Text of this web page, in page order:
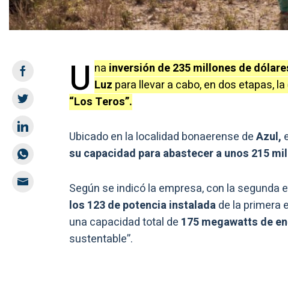
U na inversión de 235 millones de
Luz para llevar a cabo, en dos etapas,
“Los Teros”.
Ubicado en la localidad bonaerense deAzul,
su capacidad para abastecer a unos 215
Según se indicó la empresa, con la segunda
los 123 de potencia instaladade la primera
una capacidad total de 175 megawatts de
sustentable”.